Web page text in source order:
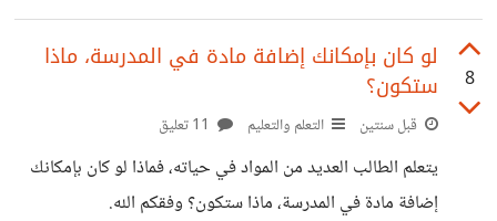
الجامعة. تختلف الجامعة بشكل جذري عن المدرسة، فبعد أن كان
الشخص مقيدا بمواد ومواقيت محددة من قبل المدرسة، يصبح
لديه حرية أكبر في اختيار ترتيب المواد الذي يريده والوقت الذي
يناسبه مع تواجد اختلافات آخرى. هذه الحرية التي تمدها
الجامعة لطلابها بالرغم من جمالها، إلا أنها قد أوقعت العديد في
شباك الضياع والتسيب الجامعي مما أثر سلباً على تحصيلهم
8
لو كان بإمكانك إضافة مادة في المدرسة، ماذا
ستكون؟
قبل سنتين التعلم والتعليم
يتعلم الطالب العديد من المواد في حياته، فماذا لو كان بإمكانك
إضافة مادة في المدرسة، ماذا ستكون؟ وفقكم الله.